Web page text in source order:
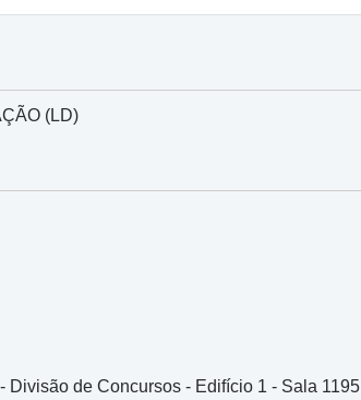
(LD)
Divisão de Concursos - Edifício 1 - Sala 1195